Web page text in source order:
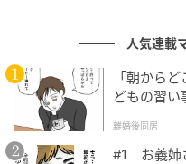
人気連載
「朝から
どもの習い
離婚後同居
#1 お義姉